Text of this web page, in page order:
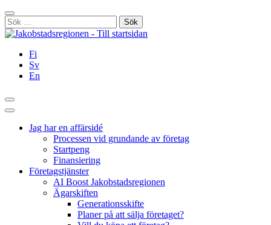
Hoppa
till
innehållet
Stäng
Sök
efter:
Fi
Sv
En
Sök
Huvudmeny
Jag har en affärsidé
Processen vid grundande av företag
Startpeng
Finansiering
Företagstjänster
AI Boost Jakobstadsregionen
Ägarskiften
Generationsskifte
Planer på att sälja företaget?